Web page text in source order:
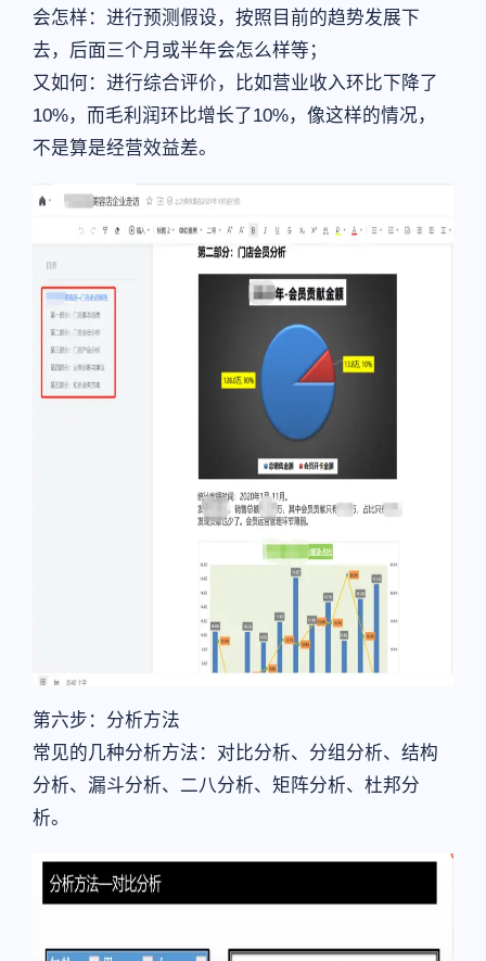
会怎样：进行预测假设，按照目前的趋势发展下
去，后面三个月或半年会怎么样等；
又如何：进行综合评价，比如营业收入环比下降了
10%，而毛利润环比增长了10%，像这样的情况，
不是算是经营效益差。
第六步：分析方法
常见的几种分析方法：对比分析、分组分析、结构
分析、漏斗分析、二八分析、矩阵分析、杜邦分
析。